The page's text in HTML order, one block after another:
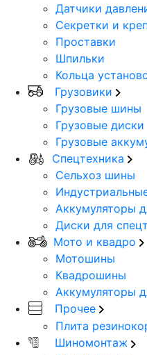
Датчики
Секретки и
Проставки
Шпильки
Кольца
Грузовики
Грузовые шины
Грузовые диски
Грузовые
Спецтехника
Сельхоз шины
Аккумуляторы
Диски для
Мото и квадро
Мотошины
Квадрошины
Аккумуляторы
Прочее
Плита
Шиномонтаж